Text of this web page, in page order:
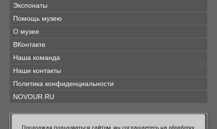
Экспонаты
Помощь музею
О музее
ВКонтакте
Наша команда
Наши контакты
Политика конфиденциальности
NOVOUR.RU